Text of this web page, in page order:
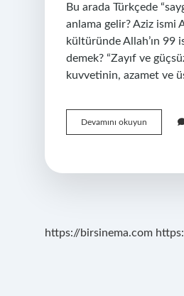
Bu arada Türkçede
anlama gelir? Aziz ismi
kültüründe Allah’ın 99
demek? “Zayıf ve
kuvvetinin, azamet ve
Devamını okuyun
Kelimesi
Gelir
https://birsinema.com